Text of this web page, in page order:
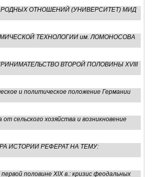
ОТНОШЕНИЙ (УНИВЕРСИТЕТ) МИД
ТЕХНОЛОГИИ им. ЛОМОНОСОВА
ВТОРОЙ ПОЛОВИНЫ XVIII
и политическое положение Германии
хозяйства и возникновение
ИСТОРИИ РЕФЕРАТ НА ТЕМУ:
половине XIX в.: кризис феодальных